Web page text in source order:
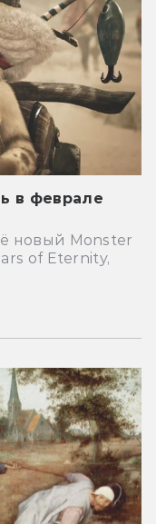
в феврале
новый Monster
of Eternity,